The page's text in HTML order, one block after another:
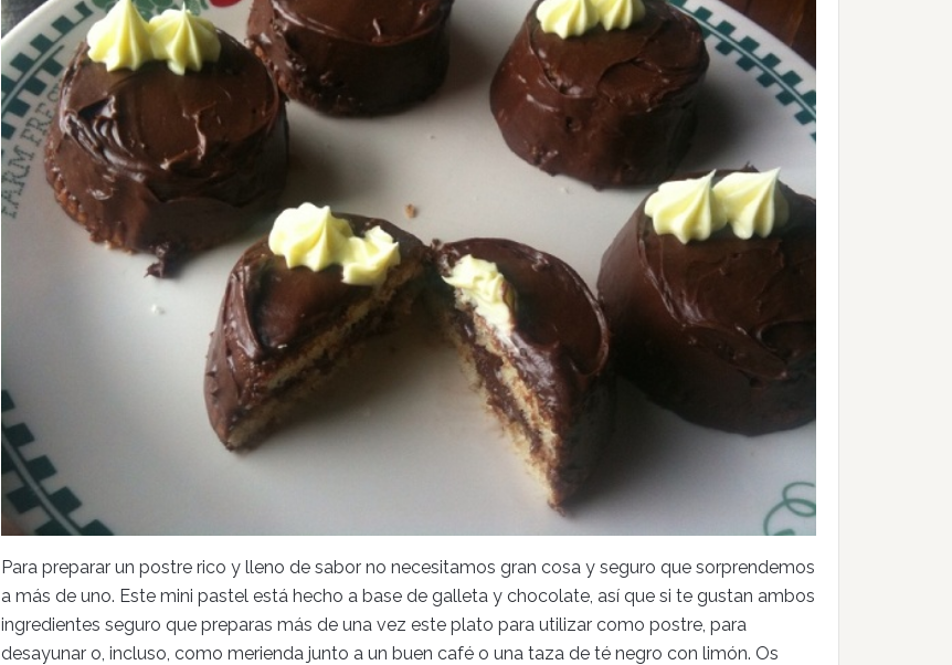
Para preparar un postre rico y lleno de sabor no necesitamos gran cosa y seguro que sorprendemos
a más de uno. Este mini pastel está hecho a base de galleta y chocolate, así que si te gustan ambos
ingredientes seguro que preparas más de una vez este plato para utilizar como postre, para
desayunar o, incluso, como merienda junto a un buen café o una taza de té negro con limón. Os